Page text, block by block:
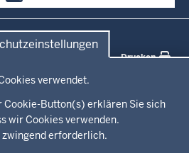
verwendet.
Button(s) erklären Sie sich
wir Cookies verwenden.
erforderlich.
Drucken